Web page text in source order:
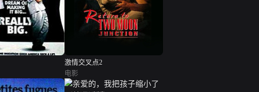
激情交叉点2
电影